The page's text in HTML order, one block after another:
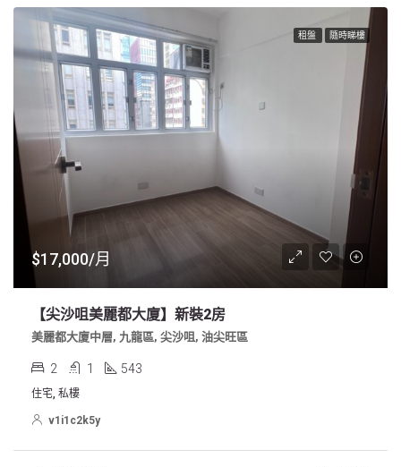
租盤 隨時睇樓
$17,000/月
【尖沙咀美麗都大廈】新裝2房
美麗都大廈中層, 九龍區, 尖沙咀, 油尖旺區
2 1 543
住宅, 私樓
v1i1c2k5y